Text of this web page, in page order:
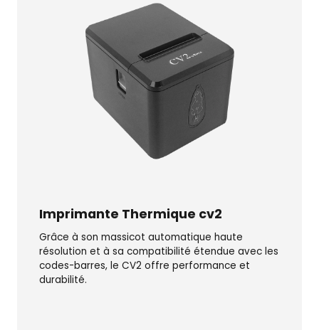
Imprimante Thermique cv2
Grâce à son massicot automatique haute
résolution et à sa compatibilité étendue avec les
codes-barres, le CV2 offre performance et
durabilité.